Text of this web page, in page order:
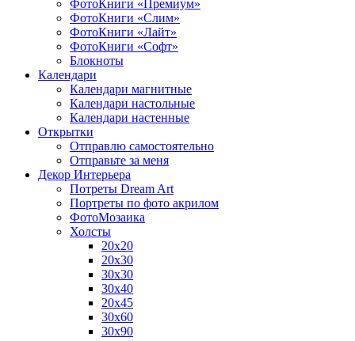
ФотоКниги «Премиум»
ФотоКниги «Слим»
ФотоКниги «Лайт»
ФотоКниги «Софт»
Блокноты
Календари
Календари магнитные
Календари настольные
Календари настенные
Открытки
Отправлю самостоятельно
Отправьте за меня
Декор Интерьера
Потреты Dream Art
Портреты по фото акрилом
ФотоМозаика
Холсты
20х20
20х30
30х30
30х40
20х45
30х60
30х90